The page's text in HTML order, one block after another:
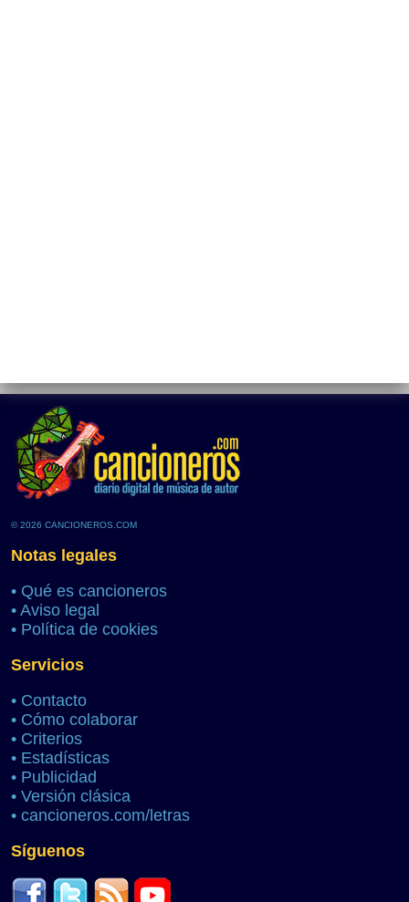
© 2026 CANCIONEROS.COM
Notas legales
• Qué es cancioneros
• Aviso legal
• Política de cookies
Servicios
• Contacto
• Cómo colaborar
• Criterios
• Estadísticas
• Publicidad
• Versión clásica
• cancioneros.com/letras
Síguenos